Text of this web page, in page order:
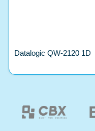
Datalogic QW-2120 1D